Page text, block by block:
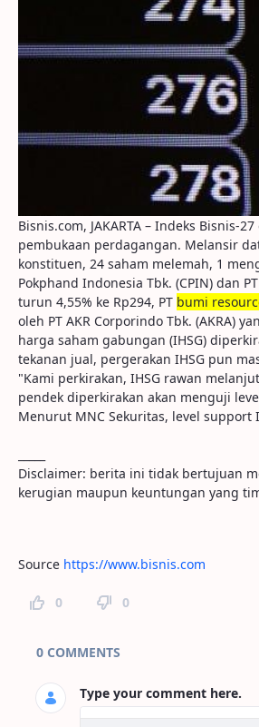
Bisnis.com, JAKARTA – Indeks
pembukaan perdagangan. Melansir
konstituen, 24 saham melemah, 1
Pokphand Indonesia Tbk. (CPIN) dan
turun 4,55% ke Rp294, PT bumi
oleh PT AKR Corporindo Tbk. (AKRA)
harga saham gabungan (IHSG)
tekanan jual, pergerakan IHSG pun
"Kami perkirakan, IHSG rawan
pendek diperkirakan akan menguji
Menurut MNC Sekuritas, level support
Disclaimer: berita ini tidak bertujuan
kerugian maupun keuntungan yang
Source https://www.bisnis.com
0 0
Page Comments
0 COMMENTS
Type your comment here.